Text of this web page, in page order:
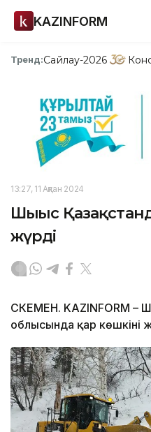
KAZINFORM
Тренд:Сайлау-2026
13:27, 11 Ақпан 2024
Шығыс
жүрді
ӨСКЕМЕН. KAZINFORM –
облысында қар көшкіні